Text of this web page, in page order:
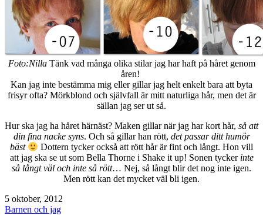
Foto:NillaTänk vad många olika stilar jag har haft på håret genom
åren!
Kan jag inte bestämma mig eller gillar jag helt enkelt bara att byta
frisyr ofta? Mörkblond och självfall är mitt naturliga hår, men det är
sällan jag ser ut så.
Hur ska jag ha håret härnäst? Maken gillar när jag har kort hår, så att
din fina nacke syns. Och så gillar han rött, det passar ditt humör
bäst
Dottern tycker också att rött hår är fint och långt. Hon vill
att jag ska se ut som Bella Thorne i Shake it up! Sonen tycker inte
så långt väl och inte så rött… Nej, så långt blir det nog inte igen.
Men rött kan det mycket väl bli igen.
Publicerat
den
5 oktober, 2012
Kategoriserat
Barnen och jag